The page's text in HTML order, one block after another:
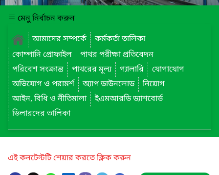
মেনু নির্বাচন করুন
আমাদের সম্পর্কে
কর্মকর্তা তালিকা
কোম্পানি প্রোফাইল
পাথর পরীক্ষা প্রতিবেদন
পরিবেশ সংক্রান্ত
পাথরের মূল্য গ্যালারি
যোগাযোগ
অভিযোগ ও পরামর্শ
অ্যাপ ডাউনলোড
নিয়োগ
আইন, বিধি ও নীতিমালা
ইএমআরডি ড্যাশবোর্ড
ডিলারদের তালিকা
এই কনটেন্টটি শেয়ার করতে ক্লিক করুন